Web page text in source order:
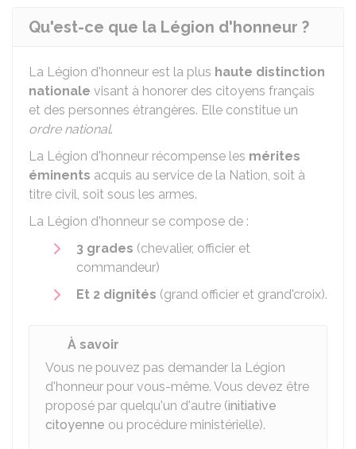
Qu'est-ce que la Légion d'honneur ?
La Légion d'honneur est la plus haute distinction
nationale visant à honorer des citoyens français
et des personnes étrangères. Elle constitue un
ordre national.
La Légion d'honneur récompense les mérites
éminents acquis au service de la Nation, soit à
titre civil, soit sous les armes.
La Légion d'honneur se compose de :
3 grades (chevalier, officier et
commandeur)
Et 2 dignités (grand officier et grand'croix).
À savoir
Vous ne pouvez pas demander la Légion
d'honneur pour vous-même. Vous devez être
proposé par quelqu'un d'autre (initiative
citoyenne ou procédure ministérielle).